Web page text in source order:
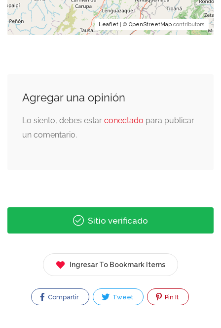
Leaflet | © OpenStreetMap contributors
Agregar una opinión
Lo siento, debes estar conectado para publicar
un comentario.
Sitio verificado
Ingresar To Bookmark Items
Compartir Tweet Pin It